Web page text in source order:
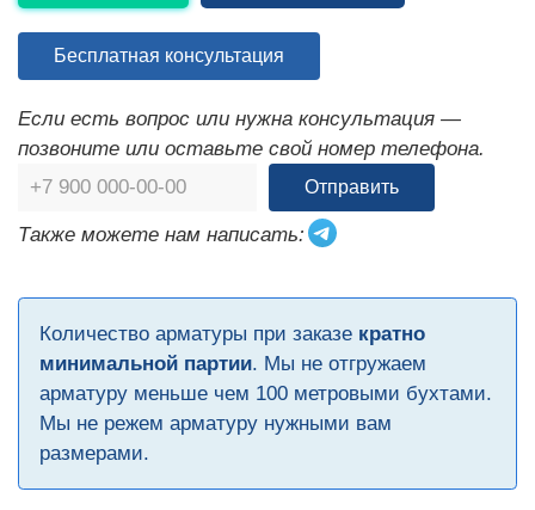
Бесплатная консультация
Если есть вопрос или нужна консультация —
позвоните или оставьте свой номер телефона.
Отправить
Также можете нам написать:
Количество арматуры при заказе кратно
минимальной партии. Мы не отгружаем
арматуру меньше чем 100 метровыми бухтами.
Мы не режем арматуру нужными вам
размерами.